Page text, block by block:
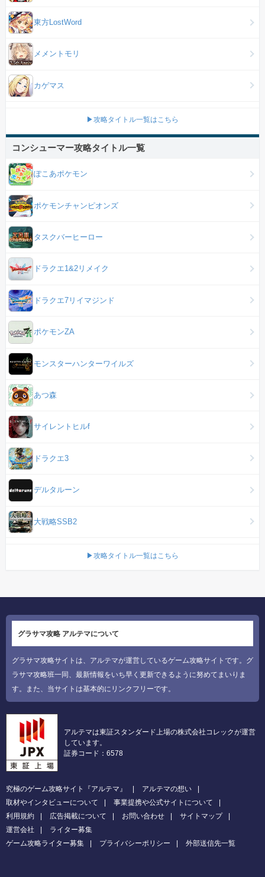
東方LostWord
メメントモリ
カゲマス
▶攻略タイトル一覧はこちら
コンシューマー攻略タイトル一覧
ぽこあポケモン
ポケモンチャンピオンズ
タスクバーヒーロー
ドラクエ1&2リメイク
ドラクエ7リイマジンド
ポケモンZA
モンスターハンターワイルズ
あつ森
サイレントヒルf
ドラクエ3
デルタルーン
大戦略SSB2
▶攻略タイトル一覧はこちら
グラサマ攻略 アルテマについて
グラサマ攻略サイトは、アルテマが運営しているゲーム攻略サイトです。グ
ラサマ攻略班一同、最新情報をいち早く更新できるように努めてまいりま
す。また、当サイトは基本的にリンクフリーです。
アルテマは東証スタンダード上場の株式会社コレックが運営
しています。
証券コード：6578
究極のゲーム攻略サイト『アルテマ』
アルテマの想い
取材やインタビューについて
事業提携や公式サイトについて
利用規約
広告掲載について お問い合わせ
サイトマップ
運営会社
ライター募集
ゲーム攻略ライター募集
プライバシーポリシー 外部送信先一覧